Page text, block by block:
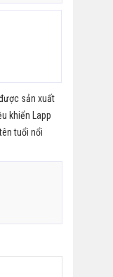
sản xuất
khiển Lapp
tuổi nổi